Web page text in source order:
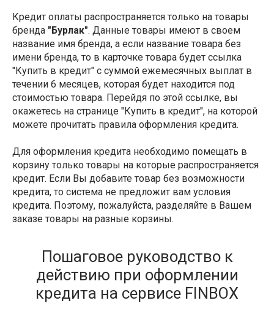
Кредит оплаты распространяется только на товары
бренда "Бурлак". Данные товары имеют в своем
название имя бренда, а если название товара без
имени бренда, то в карточке товара будет ссылка
"Купить в кредит" с суммой ежемесячных выплат в
течении 6 месяцев, которая будет находится под
стоимостью товара. Перейдя по этой ссылке, вы
окажетесь на странице "Купить в кредит", на которой
можете прочитать правила оформления кредита.
Для оформления кредита необходимо помещать в
корзину только товары на которые распространяется
кредит. Если Вы добавите товар без возможности
кредита, то система не предложит вам условия
кредита. Поэтому, пожалуйста, разделяйте в Вашем
заказе товары на разные корзины.
Пошаговое руководство к
действию при оформлении
кредита на сервисе FINBOX